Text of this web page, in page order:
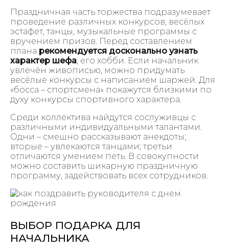
Праздничная часть торжества подразумевает
проведение различных конкурсов, весёлых
эстафет, танцы, музыкальные программы с
вручением призов. Перед составлением
плана рекомендуется досконально узнать
характер шефа, его хобби. Если начальник
увлечён живописью, можно придумать
весёлые конкурсы с написанием шаржей. Для
«босса – спортсмена» покажутся близкими по
духу конкурсы спортивного характера.
Среди коллектива найдутся сослуживцы с
различными индивидуальными талантами.
Одни – смешно рассказывают анекдоты;
вторые – увлекаются танцами; третьи
отличаются умением петь. В совокупности
можно составить шикарную праздничную
программу, задействовать всех сотрудников.
ВЫБОР ПОДАРКА ДЛЯ
НАЧАЛЬНИКА